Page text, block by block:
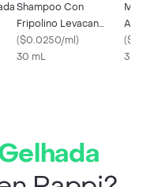
Shampoo Con
Fripolino Levacan
Sachet
($0.0250/ml)
30 mL
Mc
(